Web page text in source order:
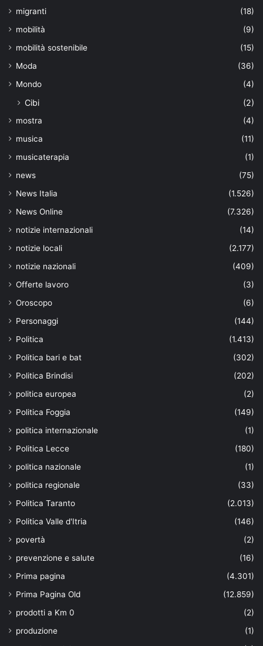
migranti
(18)
mobilità
(9)
mobilità sostenibile
(15)
Moda
(36)
Mondo
(4)
Cibi (2)
mostra
(4)
musica
(11)
musicaterapia
(1)
news
(75)
News Italia
(1.526)
News Online
(7.326)
notizie internazionali
(14)
notizie locali
(2.177)
notizie nazionali
(409)
Offerte lavoro
(3)
Oroscopo
(6)
Personaggi
(144)
Politica
(1.413)
Politica bari e bat
(302)
Politica Brindisi
(202)
politica europea
(2)
Politica Foggia
(149)
politica internazionale
(1)
Politica Lecce
(180)
politica nazionale
(1)
politica regionale
(33)
Politica Taranto
(2.013)
Politica Valle d'Itria
(146)
povertà
(2)
prevenzione e salute
(16)
Prima pagina
(4.301)
Prima Pagina Old
(12.859)
prodotti a Km 0
(2)
produzione
(1)